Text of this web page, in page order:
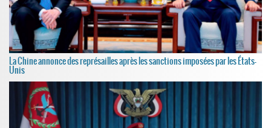
La Chine annonce des représailles après les sanctions imposées par les États-
Unis